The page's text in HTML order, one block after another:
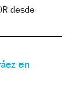
desde
en